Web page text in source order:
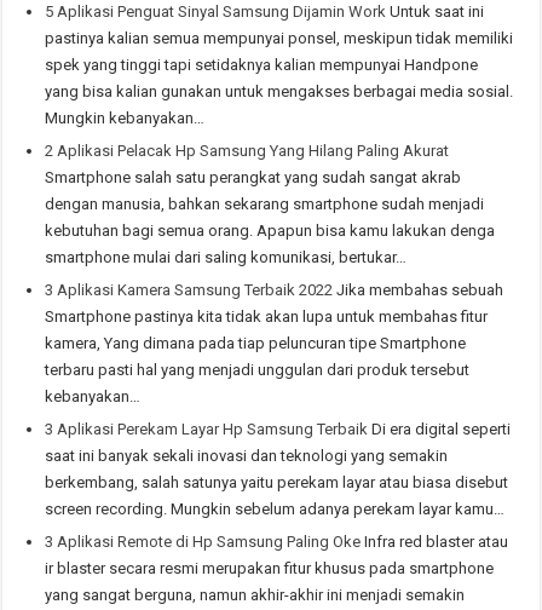
5 Aplikasi Penguat Sinyal Samsung Dijamin Work Untuk saat ini
pastinya kalian semua mempunyai ponsel, meskipun tidak memiliki
spek yang tinggi tapi setidaknya kalian mempunyai Handpone
yang bisa kalian gunakan untuk mengakses berbagai media sosial.
Mungkin kebanyakan…
2 Aplikasi Pelacak Hp Samsung Yang Hilang Paling Akurat
Smartphone salah satu perangkat yang sudah sangat akrab
dengan manusia, bahkan sekarang smartphone sudah menjadi
kebutuhan bagi semua orang. Apapun bisa kamu lakukan denga
smartphone mulai dari saling komunikasi, bertukar…
3 Aplikasi Kamera Samsung Terbaik 2022 Jika membahas sebuah
Smartphone pastinya kita tidak akan lupa untuk membahas fitur
kamera, Yang dimana pada tiap peluncuran tipe Smartphone
terbaru pasti hal yang menjadi unggulan dari produk tersebut
kebanyakan…
3 Aplikasi Perekam Layar Hp Samsung Terbaik Di era digital seperti
saat ini banyak sekali inovasi dan teknologi yang semakin
berkembang, salah satunya yaitu perekam layar atau biasa disebut
screen recording. Mungkin sebelum adanya perekam layar kamu…
3 Aplikasi Remote di Hp Samsung Paling Oke Infra red blaster atau
ir blaster secara resmi merupakan fitur khusus pada smartphone
yang sangat berguna, namun akhir-akhir ini menjadi semakin